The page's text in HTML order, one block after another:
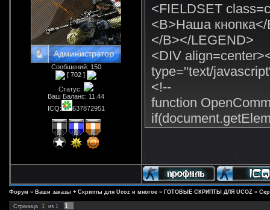
Сообщений: 150
[ 702 ]
Статус:
Ваш Баланс: 11.44
ICQ:
637872951
<FIELDSET
<B>Наша
</B></LEGEND>
<DIV
type="text/
<!--
function
}
}
Форум » Ваши заказы + Скрипты для Ucoz и многое » ГОТОВЫЕ СКРИПТЫ ДЛЯ UCOZ »
Страница 1 из 1 1